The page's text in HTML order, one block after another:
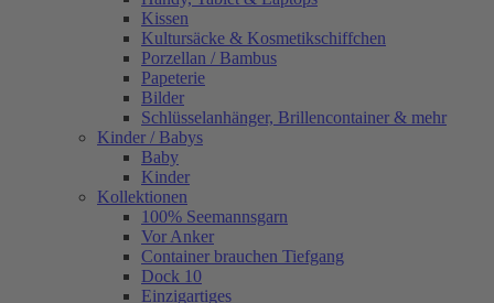
Kissen
Kultursäcke & Kosmetikschiffchen
Porzellan / Bambus
Papeterie
Bilder
Schlüsselanhänger, Brillencontainer & mehr
Kinder / Babys
Baby
Kinder
Kollektionen
100% Seemannsgarn
Vor Anker
Container brauchen Tiefgang
Dock 10
Einzigartiges